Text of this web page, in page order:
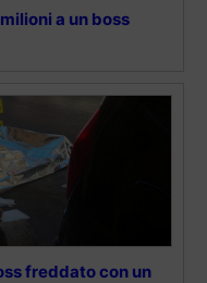
a un boss
freddato con un